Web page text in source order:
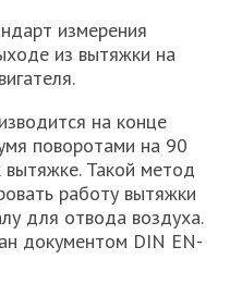
измерения
из вытяжки на
на конце
поворотами на 90
вытяжке. Такой метод
работу вытяжки
для отвода воздуха.
документом DIN EN-